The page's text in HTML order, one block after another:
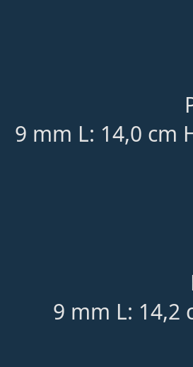
9 mm L: 14,0 cm
9 mm L: 14,2